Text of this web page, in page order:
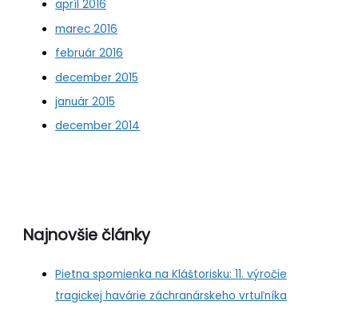
apríl 2016
marec 2016
február 2016
december 2015
január 2015
december 2014
Najnovšie články
Pietna spomienka na Kláštorisku: 11. výročie
tragickej havárie záchranárskeho vrtuľníka